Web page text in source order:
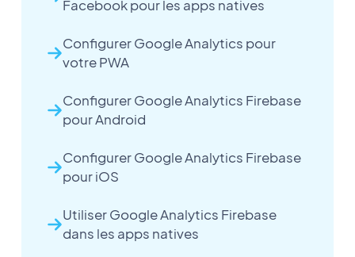
Facebook pour les apps natives
Configurer Google Analytics pour
votre PWA
Configurer Google Analytics Firebase
pour Android
Configurer Google Analytics Firebase
pour iOS
Utiliser Google Analytics Firebase
dans les apps natives